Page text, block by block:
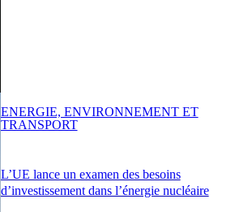
L’UE lance un examen des besoins
d’investissement dans l’énergie nucléaire
ENERGIE, ENVIRONNEMENT ET
TRANSPORT